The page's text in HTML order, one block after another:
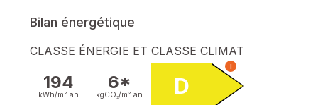
Bilan énergétique
CLASSE ÉNERGIE ET CLASSE CLIMAT
194
kWh/m². an
6*
kgCO₂/m². an D
i